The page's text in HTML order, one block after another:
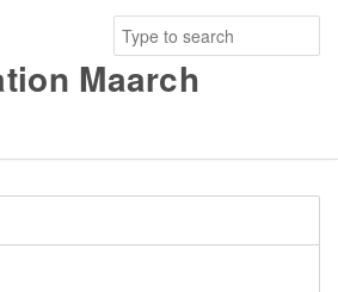
Maarch